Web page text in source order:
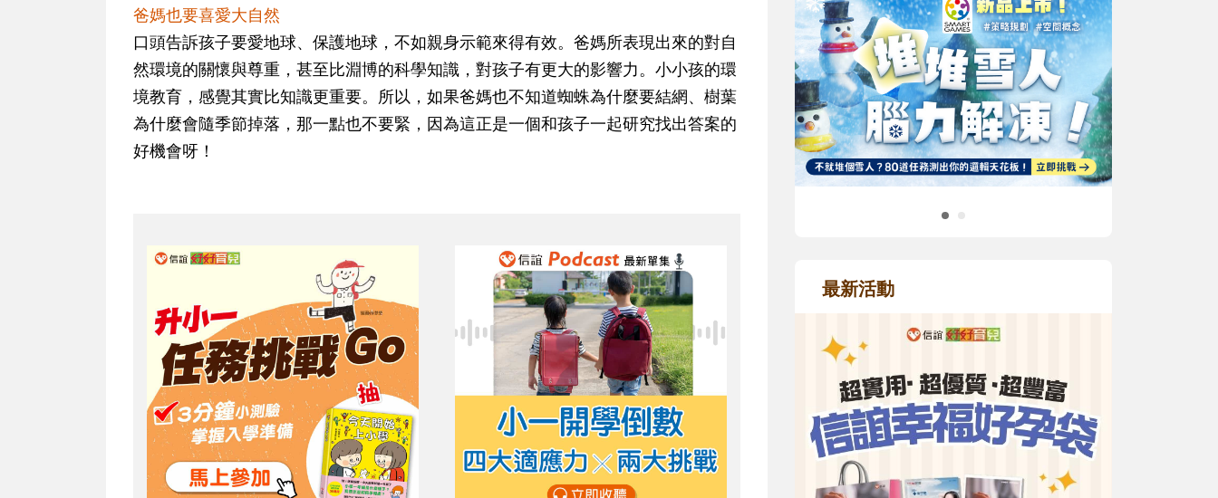
爸媽也要喜愛大自然
口頭告訴孩子要愛地球、保護地球，不如親身示範來得有效。 爸媽所表現出來的對自
然環境的關懷與尊重，甚至比淵博的科學知識，對孩子有更大的影響力。小小孩的環
境教育，感覺其實比知識更重要。所以，如果爸媽也不知道蜘蛛為什麼要結網、樹葉
為什麼會隨季節掉落，那一點也不要緊，因為這正是一個和孩子一起研究找出答案的
好機會呀！
最新活動